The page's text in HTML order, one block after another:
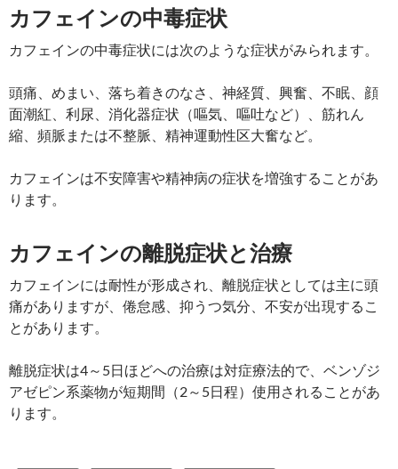
カフェインの中毒症状
カフェインの中毒症状には次のような症状がみられます。
頭痛、めまい、落ち着きのなさ、神経質、興奮、不眠、顔
面潮紅、利尿、消化器症状（嘔気、嘔吐など）、筋れん
縮、頻脈または不整脈、精神運動性区大奮など。
カフェインは不安障害や精神病の症状を増強することがあ
ります。
カフェインの離脱症状と治療
カフェインには耐性が形成され、離脱症状としては主に頭
痛がありますが、倦怠感、抑うつ気分、不安が出現するこ
とがあります。
離脱症状は4～5日ほどへの治療は対症療法的で、ベンゾジ
アゼピン系薬物が短期間（2～5日程）使用されることがあ
ります。